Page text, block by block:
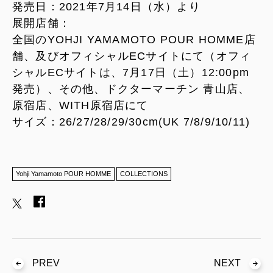
発売日：2021年7月14日（水）より
展開店舗：
全国のYOHJI YAMAMOTO POUR HOMME店
舗、及びオフィシャルECサイトにて（オフィ
シャルECサイトは、7月17日（土）12:00pm
発売）、その他、ドクターマーチン 青山店、
原宿店、WITH原宿店にて
サイズ：26/27/28/29/30cm(UK 7/8/9/10/11)
Yohji Yamamoto POUR HOMME COLLECTIONS
PREV NEXT